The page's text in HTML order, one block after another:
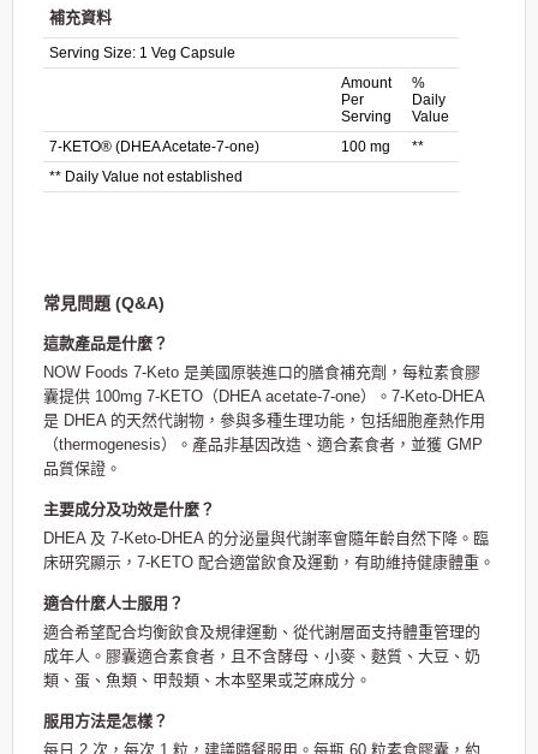
補充資料
Serving Size: 1 Veg Capsule
Amount
Per
Serving
%
Daily
Value
7-KETO® (DHEA Acetate-7-one)
100 mg
**
** Daily Value not established
常見問題 (Q&A)
這款產品是什麼？
NOW Foods 7-Keto 是美國原裝進口的膳食補充劑，每粒素食膠
囊提供 100mg 7-KETO（DHEA acetate-7-one）。7-Keto-DHEA
是 DHEA 的天然代謝物，參與多種生理功能，包括細胞產熱作用
（thermogenesis）。產品非基因改造、適合素食者，並獲 GMP
品質保證。
主要成分及功效是什麼？
DHEA 及 7-Keto-DHEA 的分泌量與代謝率會隨年齡自然下降。臨
床研究顯示，7-KETO 配合適當飲食及運動，有助維持健康體重。
適合什麼人士服用？
適合希望配合均衡飲食及規律運動、從代謝層面支持體重管理的
成年人。膠囊適合素食者，且不含酵母、小麥、麩質、大豆、奶
類、蛋、魚類、甲殼類、木本堅果或芝麻成分。
服用方法是怎樣？
每日 2 次，每次 1 粒，建議隨餐服用。每瓶 60 粒素食膠囊，約